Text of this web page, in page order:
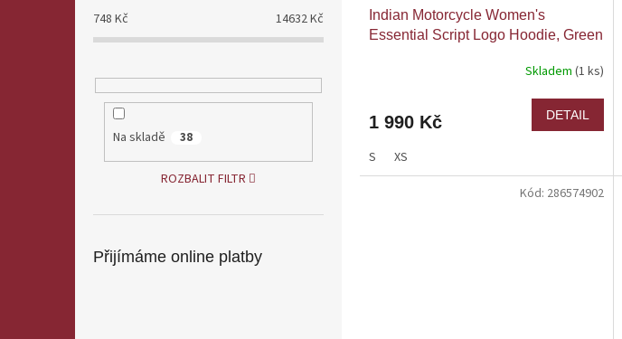
748 Kč 14632Kč
Na skladě 38
ROZBALIT FILTR
Přijímáme online platby
Indian Motorcycle Women's
Essential Script Logo Hoodie, Green
Skladem (1 ks)
1 990 Kč DETAIL
S XS
Kód: 286574902